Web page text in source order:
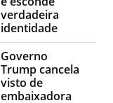
verdadeira
identidade
Governo
Trump cancela
visto de
embaixadora